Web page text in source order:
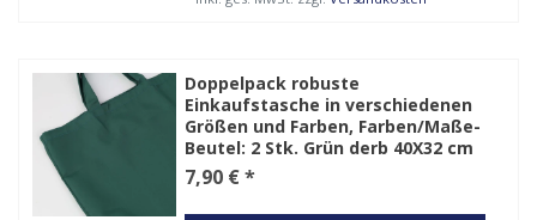
Doppelpack robuste
Einkaufstasche in verschiedenen
Größen und Farben, Farben/Maße-
Beutel: 2 Stk. Grün derb 40X32 cm
7,90 € *